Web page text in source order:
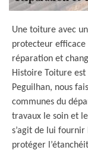
Une toiture avec
protecteur efficace
réparation et
Histoire Toiture
Peguilhan, nous
communes du
travaux le soin et
s’agit de lui
protéger